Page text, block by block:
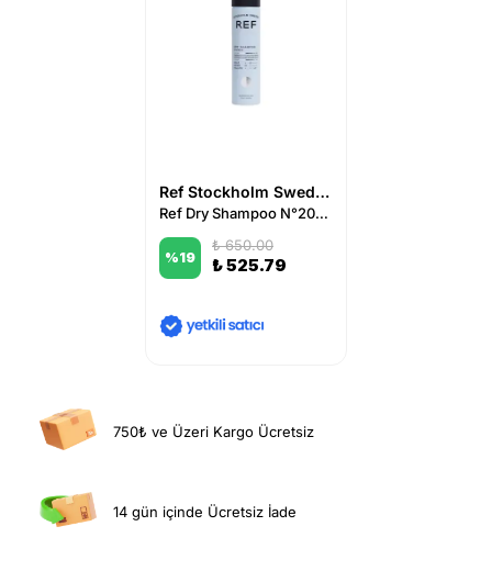
Ref Stockholm Sweden
Ref Dry Shampoo N°204 75 ml
%19
₺ 650.00
₺ 525.79
750₺ ve Üzeri Kargo Ücretsiz
14 gün içinde Ücretsiz İade